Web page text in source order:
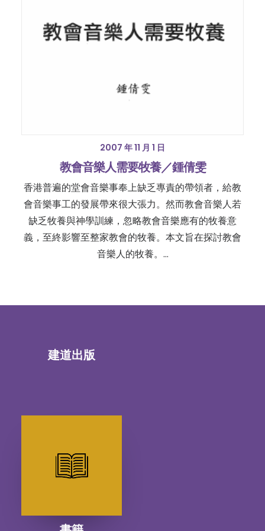
2007 年 11 月 1 日
教會音樂人需要牧養／鍾倩雯
香港普遍的堂會音樂事奉上缺乏專責的帶領者，給教
會音樂事工的發展帶來很大張力。然而教會音樂人若
缺乏牧養與神學訓練，忽略教會音樂應有的牧養意
義，至終影響至整家教會的牧養。本文旨在探討教會
音樂人的牧養。…
建道出版